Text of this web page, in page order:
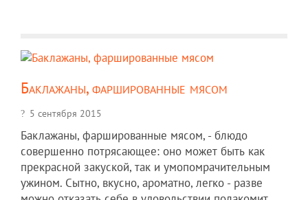
Баклажаны, фаршированные мясом
5 сентября 2015
Баклажаны, фаршированные мясом, - блюдо
совершенно потрясающее: оно может быть как
прекрасной закуской, так и умопомрачительным
ужином. Сытно, вкусно, ароматно, легко - разве